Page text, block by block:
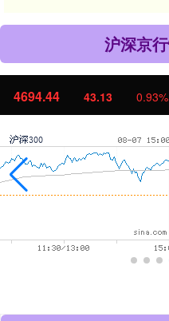
沪深京
北证50